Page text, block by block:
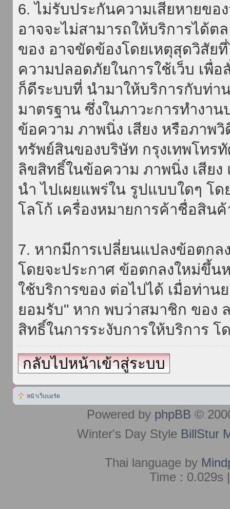
6. ไม่รับประกันความเสียหายขอ
อาจจะไม่สามารถให้บริการได้ต
ของ อาจขัดข้องโดยเหตุสุดวิสัย
ความปลอดภัยในการใช้เว็บ เพื่
ก็ดีระบบที่ นำมาให้บริการกับท่
มาตรฐาน ซึ่งในภาวะการทำงา
ข้อความ ภาพนิ่ง เสียง หรือภาพ
ทรัพย์สินของบริษัท กรุงเทพโทร
ลิขสิทธิ์ในข้อความ ภาพนิ่ง เสีย
นำ ไปเผยแพร่ใน รูปแบบใดๆ โ
โลโก้ เครื่องหมายการค้าชื่อสิน
7. หากมีการเปลี่ยนแปลงข้อตกล
โดยจะประกาศ ข้อตกลงใหม่ขึ้น
ใช้บริการของ ต่อไปได้ เมื่อท่า
ยอมรับ" หาก พบว่าสมาชิก ของ
สิทธิ์ในการระงับการให้บริการ
กลับไปหน้าเข้าสู่ระบบ
หน้าเว็บบอร์ด
Powered by phpBB ©
Winter's Day Style BillStur
Thai language by
Time : 0.029s